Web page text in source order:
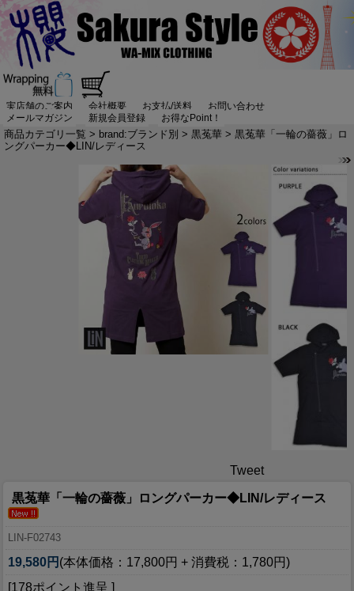
実店舗のご案内 会社概要 お支払/送料
お問い合わせ
メールマガジン
新規会員登録 お得なPoint！
商品カテゴリ一覧 > brand:ブランド別 > 黒菟華 > 黒菟華「一輪の薔薇」ロ
ングパーカー◆LIN/レディース
Tweet
黒菟華「一輪の薔薇」ロングパーカー◆LIN/レディース
LIN-F02743
19,580円 (本体価格：17,800円 + 消費税：1,780円)
[178ポイント進呈 ]